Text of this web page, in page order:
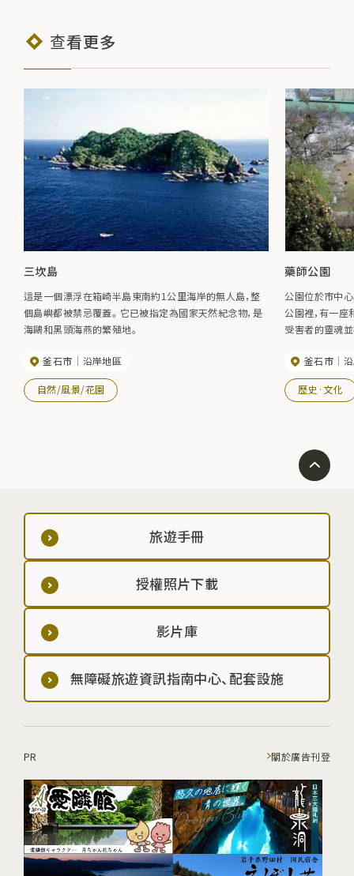
查看更多
三坎島
這是一個漂浮在箱崎半島東南約1公里海岸的無人島，整
個島嶼都被禁忌覆蓋。 它已被指定為國家天然紀念物，是
海鷗和黑頭海燕的繁殖地。
釜石市 沿岸地區
自然/風景/花園
藥師公園
公園位於市中
公園裡，有一
受害者的靈魂
200棵櫻花樹在
釜石市
歷史·文化
旅遊手冊
授權照片下載
影片庫
無障礙旅遊資訊指南中心、配套設施
PR 關於廣告刊登